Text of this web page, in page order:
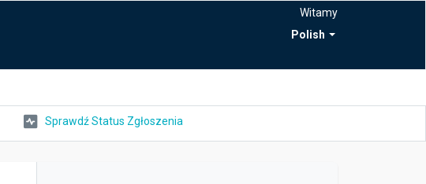
Polish
Witamy
Sprawdź Status Zgłoszenia